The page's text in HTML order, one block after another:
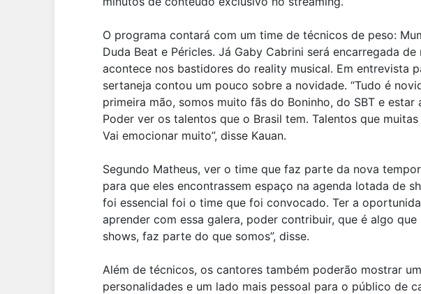
O programa contará com um time de técnicos de peso:
Duda Beat e Péricles. Já Gaby Cabrini será encarregada
acontece nos bastidores do reality musical. Em entrevista
sertaneja contou um pouco sobre a novidade. “Tudo é
primeira mão, somos muito fãs do Boninho, do SBT e estar
Poder ver os talentos que o Brasil tem. Talentos que
Vai emocionar muito”, disse Kauan.
Segundo Matheus, ver o time que faz parte da nova
para que eles encontrassem espaço na agenda lotada de
foi essencial foi o time que foi convocado. Ter a
aprender com essa galera, poder contribuir, que é algo
shows, faz parte do que somos”, disse.
Além de técnicos, os cantores também poderão mostrar
personalidades e um lado mais pessoal para o público de